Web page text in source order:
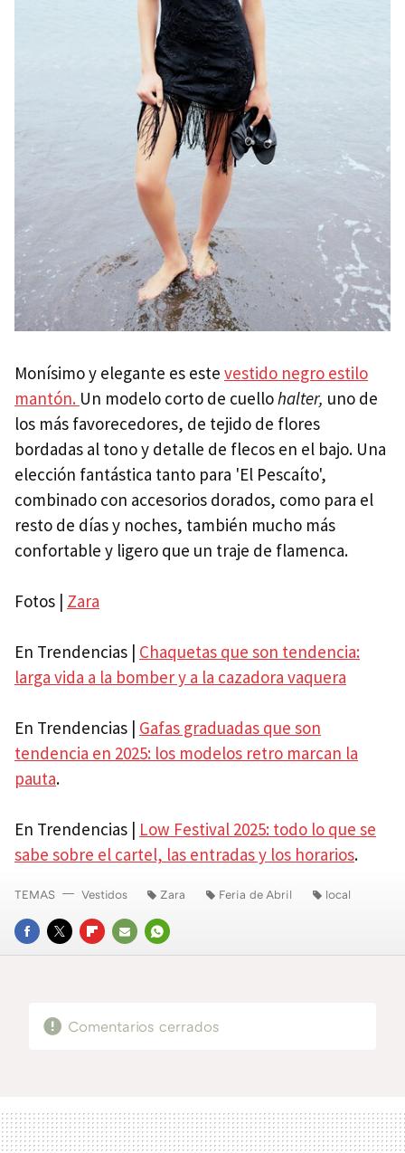
Monísimo y elegante es este vestido negro estilo
mantón. Un modelo corto de cuellohalter, uno de
los más favorecedores, de tejido de flores
bordadas al tono y detalle de flecos en el bajo. Una
elección fantástica tanto para 'El Pescaíto',
combinado con accesorios dorados, como para el
resto de días y noches, también mucho más
confortable y ligero que un traje de flamenca.
Fotos | Zara
En Trendencias | Chaquetas que son tendencia:
larga vida a la bomber y a la cazadora vaquera
En Trendencias | Gafas graduadas que son
tendencia en 2025: los modelos retro marcan la
pauta.
En Trendencias | Low Festival 2025: todo lo que se
sabe sobre el cartel, las entradas y los horarios.
FACEBOOK
TWITTERFLIPBOARD
E-
WHATSAPP
TEMAS Vestidos Zara Feria de Abril local
Comentarios cerrados